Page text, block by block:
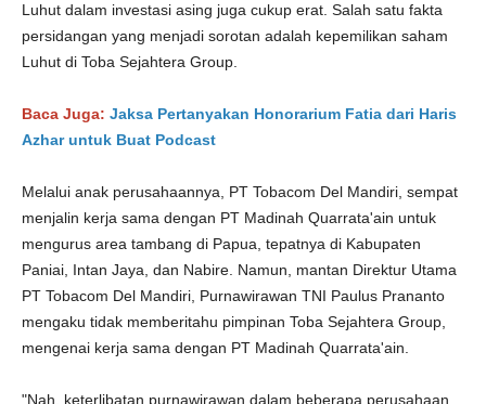
Luhut dalam investasi asing juga cukup erat. Salah satu fakta
persidangan yang menjadi sorotan adalah kepemilikan saham
Luhut di Toba Sejahtera Group.
Baca Juga: Jaksa Pertanyakan Honorarium Fatia dari Haris
Azhar untuk Buat Podcast
Melalui anak perusahaannya, PT Tobacom Del Mandiri, sempat
menjalin kerja sama dengan PT Madinah Quarrata'ain untuk
mengurus area tambang di Papua, tepatnya di Kabupaten
Paniai, Intan Jaya, dan Nabire. Namun, mantan Direktur Utama
PT Tobacom Del Mandiri, Purnawirawan TNI Paulus Prananto
mengaku tidak memberitahu pimpinan Toba Sejahtera Group,
mengenai kerja sama dengan PT Madinah Quarrata'ain.
"Nah, keterlibatan purnawirawan dalam beberapa perusahaan